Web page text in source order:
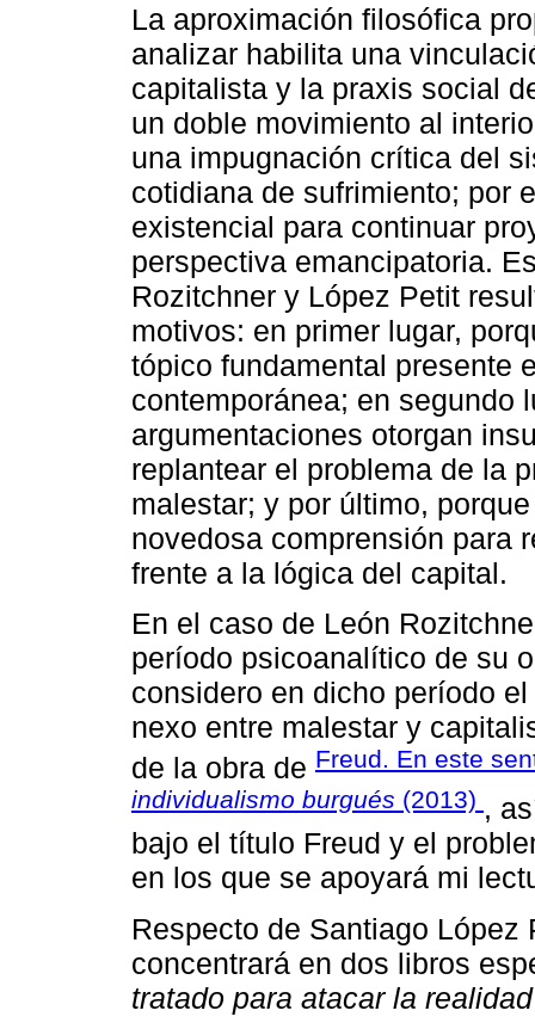
La aproximación filosófica
analizar habilita una
capitalista y la praxis social
un doble movimiento al
una impugnación crítica del
cotidiana de sufrimiento; por
existencial para continuar
perspectiva emancipatoria.
Rozitchner y López Petit
motivos: en primer lugar,
tópico fundamental presente
contemporánea; en segundo
argumentaciones otorgan
replantear el problema de la
malestar; y por último,
novedosa comprensión para
frente a la lógica del capital.
En el caso de León
período psicoanalítico de su
considero en dicho período
nexo entre malestar y
de la obra de Freud. En este
individualismo burgués (2013) ,
bajo el título Freud y el
en los que se apoyará mi
Respecto de Santiago
concentrará en dos libros
tratado para atacar la realidad